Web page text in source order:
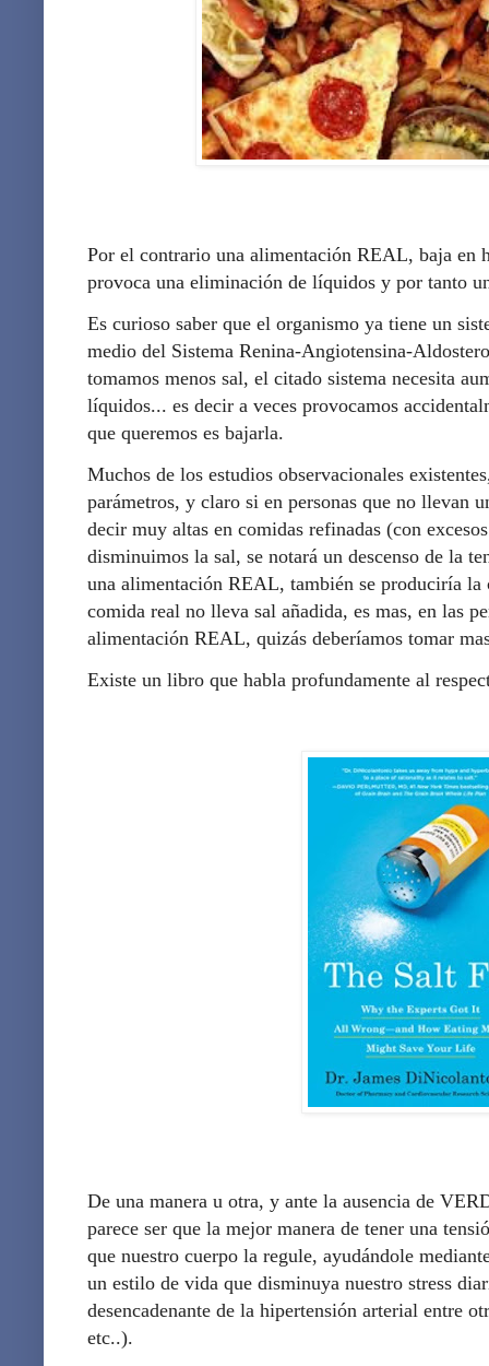
Por el contrario una alimentación REAL, baja en
provoca una eliminación de líquidos y por tanto
Es curioso saber que el organismo ya tiene un
medio del Sistema Renina-Angiotensina-
tomamos menos sal, el citado sistema necesita
líquidos... es decir a veces provocamos
que queremos es bajarla.
Muchos de los estudios observacionales
parámetros, y claro si en personas que no llevan
decir muy altas en comidas refinadas (con
disminuimos la sal, se notará un descenso de la
una alimentación REAL, también se produciría
comida real no lleva sal añadida, es mas, en las
alimentación REAL, quizás deberíamos tomar
Existe un libro que habla profundamente al
De una manera u otra, y ante la ausencia de
parece ser que la mejor manera de tener una
que nuestro cuerpo la regule, ayudándole
un estilo de vida que disminuya nuestro stress
desencadenante de la hipertensión arterial entre
etc..).